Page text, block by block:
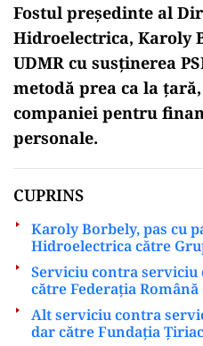
Fostul președinte al
Hidroelectrica, Karoly
UDMR cu susținerea
metodă prea ca la
companiei pentru
personale.
CUPRINS
Karoly Borbely, pas cu
Hidroelectrica către
Serviciu contra serviciu
către Federația Română
Alt serviciu contra
dar către Fundația Țiriac